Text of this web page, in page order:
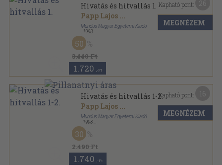
Hivatás és hitvallás 1.
Papp Lajos ...
Mundus Magyar Egyetemi Kiadó
1998
Ragasztott papírkötés
Az Antall József Baráti Társaság évkönyvei sorozat
3.440 Ft
50
1.720 ,-Ft
Kapható pont:
MEGNÉZEM
Hivatás és hitvallás 1-2.
Papp Lajos ...
Mundus Magyar Egyetemi Kiadó
1998
Ragasztott papírkötés
Az Antall József Baráti Társaság évkönyvei sorozat
2.490 Ft
30
1.740 ,-Ft
Kapható pont:
MEGNÉZEM